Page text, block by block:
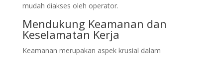
mudah diakses oleh operator.
Mendukung Keamanan dan
Keselamatan Kerja
Keamanan merupakan aspek krusial dalam